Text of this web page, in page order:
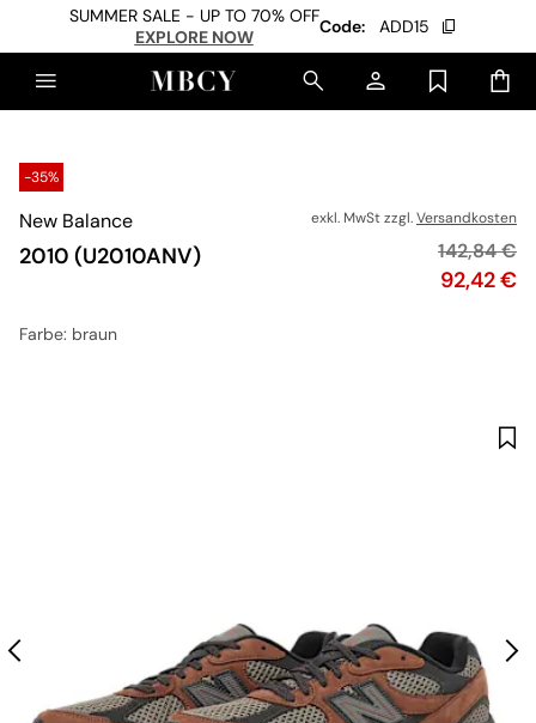
SUMMER SALE - UP TO 70% OFF
EXPLORE NOW
Code: ADD15
-35%
New Balance
2010 (U2010ANV)
exkl. MwSt zzgl.Versandkosten
Preis
92,42 €
142,84 €
Farbe: braun